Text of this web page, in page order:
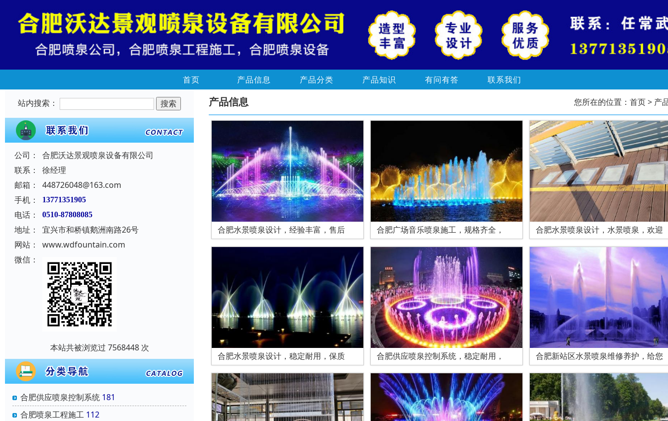
首页 产品信息 产品分类 产品知识 有问有答 联系我们
站内搜索：
公司：
合肥沃达景观喷泉设备有限公司
联系：
徐经理
邮箱：
448726048@163.com
手机：
13771351905
电话： 0510-87808085
地址：
宜兴市和桥镇鹅洲南路26号
网站：
www.wdfountain.com
微信：
本站共被浏览过 7568448 次
合肥供应喷泉控制系统 181
合肥喷泉工程施工 112
产品信息 您所在的位置： 首页> 产
合肥水景喷泉设计，经验丰富，售后 合肥广场音乐喷泉施工，规格齐全， 合肥水景喷泉设计，水景喷泉，欢迎
合肥水景喷泉设计，稳定耐用，保质 合肥供应喷泉控制系统，稳定耐用， 合肥新站区水景喷泉维修养护，给您